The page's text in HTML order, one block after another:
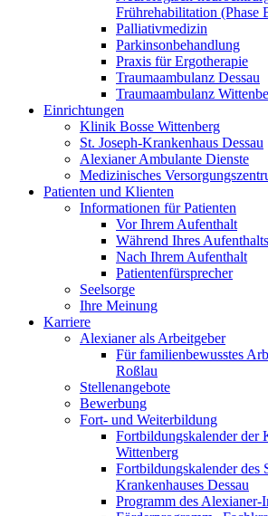
Frührehabilitation (Phase
Palliativmedizin
Parkinsonbehandlung
Praxis für Ergotherapie
Traumaambulanz Dessau
Traumaambulanz
Einrichtungen
Klinik Bosse Wittenberg
St. Joseph-Krankenhaus Dessau
Alexianer Ambulante Dienste
Medizinisches
Patienten und Klienten
Informationen für Patienten
Vor Ihrem Aufenthalt
Während Ihres Aufenthalts
Nach Ihrem Aufenthalt
Patientenfürsprecher
Seelsorge
Ihre Meinung
Karriere
Alexianer als Arbeitgeber
Für familienbewusstes
Roßlau
Stellenangebote
Bewerbung
Fort- und Weiterbildung
Fortbildungskalender der
Wittenberg
Fortbildungskalender des
Krankenhauses Dessau
Programm des Alexianer-